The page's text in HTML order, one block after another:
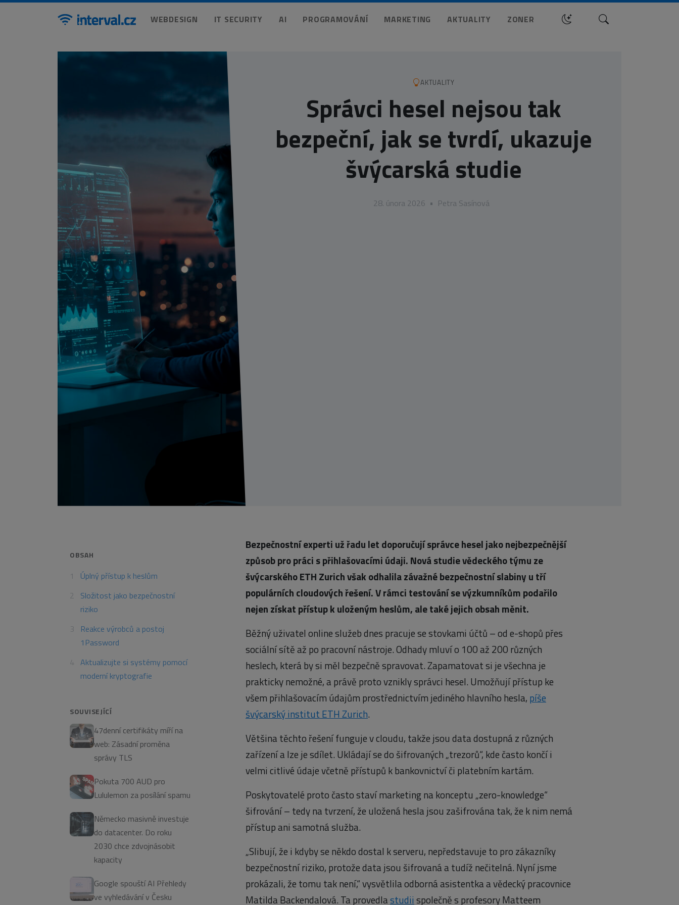
WEBDESIGN IT SECURITY AI PROGRAMOVÁNÍ MARKETING AKTUALITY ZONER Hledat
AKTUALITY
Správci hesel nejsou tak
bezpeční, jak se tvrdí, ukazuje
švýcarská studie
28. února 2026 • Petra Sasínová
OBSAH
Úplný přístup k heslům
Složitost jako bezpečnostní
riziko
Reakce výrobců a postoj
1Password
Aktualizujte si systémy pomocí
moderní kryptografie
SOUVISEJÍCÍ
47denní certifikáty míří na
web: Zásadní proměna
správy TLS
Pokuta 700 AUD pro
Lululemon za posílání spamu
Německo masivně investuje
do datacenter. Do roku
2030 chce zdvojnásobit
kapacity
Google spouští AI Přehledy
ve vyhledávání v Česku
Bezpečnostní experti už řadu let doporučují správce hesel jako nejbezpečnější
způsob pro práci s přihlašovacími údaji. Nová studie vědeckého týmu ze
švýcarského ETH Zurich však odhalila závažné bezpečnostní slabiny u tří
populárních cloudových řešení. V rámci testování se výzkumníkům podařilo
nejen získat přístup k uloženým heslům, ale také jejich obsah měnit.
Běžný uživatel online služeb dnes pracuje se stovkami účtů – od e-shopů přes
sociální sítě až po pracovní nástroje. Odhady mluví o 100 až 200 různých
heslech, která by si měl bezpečně spravovat. Zapamatovat si je všechna je
prakticky nemožné, a právě proto vznikly správci hesel. Umožňují přístup ke
všem přihlašovacím údajům prostřednictvím jediného hlavního hesla, píše
švýcarský institut ETH Zurich.
Většina těchto řešení funguje v cloudu, takže jsou data dostupná z různých
zařízení a lze je sdílet. Ukládají se do šifrovaných „trezorů“, kde často končí i
velmi citlivé údaje včetně přístupů k bankovnictví či platebním kartám.
Poskytovatelé proto často staví marketing na konceptu „zero-knowledge“
šifrování – tedy na tvrzení, že uložená hesla jsou zašifrována tak, že k nim nemá
přístup ani samotná služba.
„Slibují, že i kdyby se někdo dostal k serveru, nepředstavuje to pro zákazníky
bezpečnostní riziko, protože data jsou šifrovaná a tudíž nečitelná. Nyní jsme
prokázali, že tomu tak není,“ vysvětlila odborná asistentka a vědecký pracovnice
Matilda Backendalová. Ta provedlastudii společně s profesory Matteem